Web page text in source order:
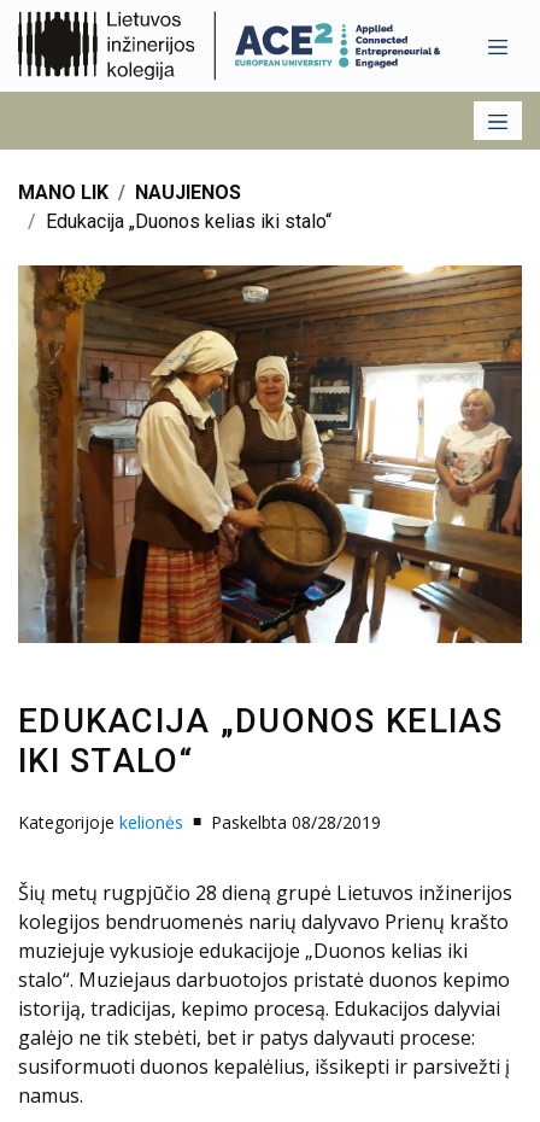
MANO LIK
NAUJIENOS
Edukacija „Duonos kelias iki stalo“
EDUKACIJA „DUONOS KELIAS
IKI STALO“
Kategorijoje kelionės Paskelbta 08/28/2019
Šių metų rugpjūčio 28 dieną grupė Lietuvos inžinerijos
kolegijos bendruomenės narių dalyvavo Prienų krašto
muziejuje vykusioje edukacijoje „Duonos kelias iki
stalo“. Muziejaus darbuotojos pristatė duonos kepimo
istoriją, tradicijas, kepimo procesą. Edukacijos dalyviai
galėjo ne tik stebėti, bet ir patys dalyvauti procese:
susiformuoti duonos kepalėlius, išsikepti ir parsivežti į
namus.